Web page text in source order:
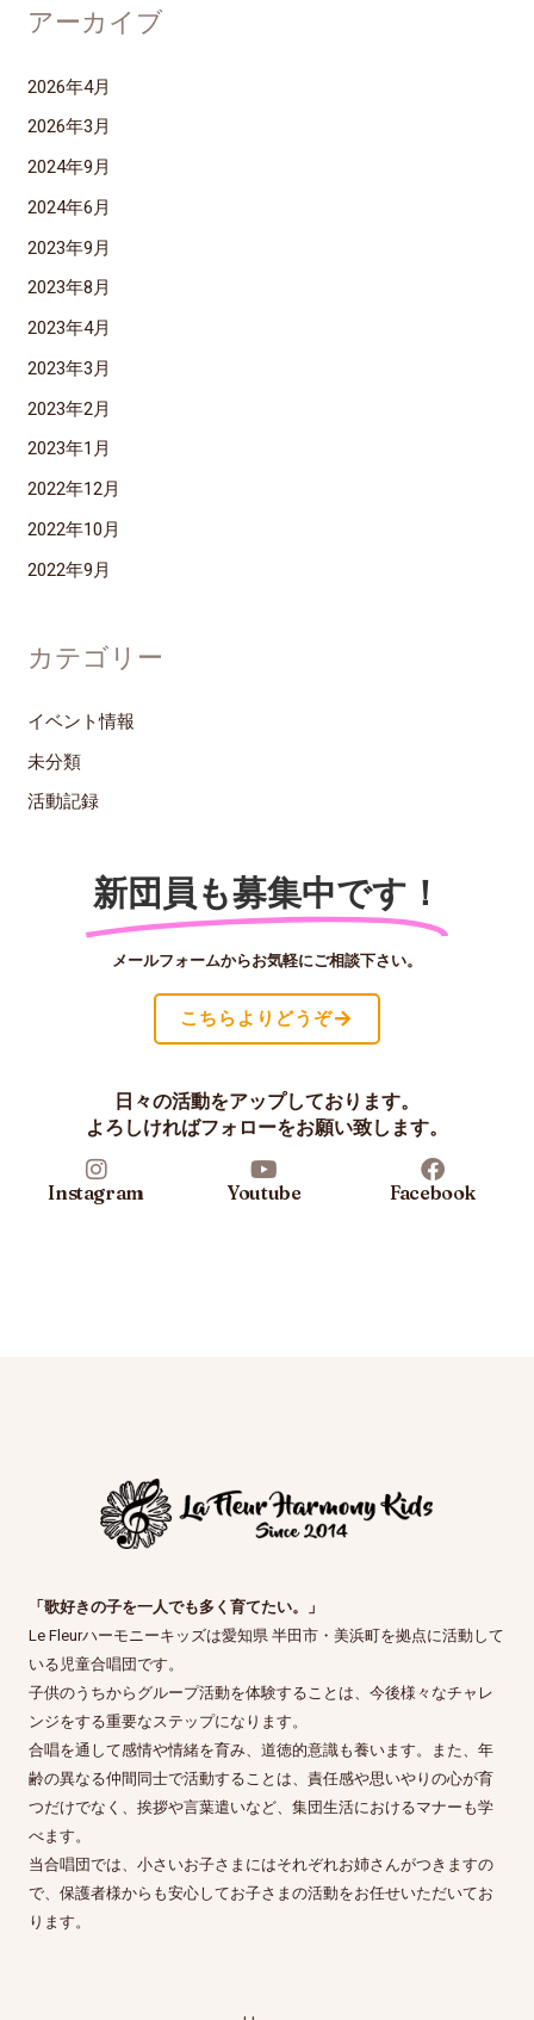
アーカイブ
2026年4月
2026年3月
2024年9月
2024年6月
2023年9月
2023年8月
2023年4月
2023年3月
2023年2月
2023年1月
2022年12月
2022年10月
2022年9月
カテゴリー
イベント情報
未分類
活動記録
新団員も募集中です！
メールフォームからお気軽にご相談下さい。
こちらよりどうぞ
日々の活動をアップしております。
よろしければフォローをお願い致します。
Instagram Youtube Facebook
「歌好きの子を一人でも多く育てたい。」
Le Fleurハーモニーキッズは愛知県 半田市・美浜町を拠点に活動して
いる児童合唱団です。
子供のうちからグループ活動を体験することは、今後様々なチャレ
ンジをする重要なステップになります。
合唱を通して感情や情緒を育み、道徳的意識も養います。また、年
齢の異なる仲間同士で活動することは、責任感や思いやりの心が育
つだけでなく、挨拶や言葉遣いなど、集団生活におけるマナーも学
べます。
当合唱団では、小さいお子さまにはそれぞれお姉さんがつきますの
で、保護者様からも安心してお子さまの活動をお任せいただいてお
ります。